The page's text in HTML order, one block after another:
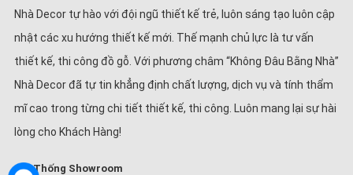
Nhà Decor tự hào với đội ngũ thiết kế trẻ, luôn sáng tạo luôn cập
nhật các xu hướng thiết kế mới. Thế mạnh chủ lực là tư vấn
thiết kế, thi công đồ gỗ. Với phương châm “Không Đâu Bằng Nhà”
Nhà Decor đã tự tin khẳng định chất lượng, dịch vụ và tính thẩm
mĩ cao trong từng chi tiết thiết kế, thi công. Luôn mang lại sự hài
lòng cho Khách Hàng!
Hệ Thống Showroom